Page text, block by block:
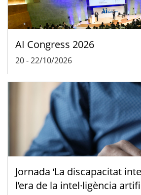
AI Congress 2026
20-22/10/2026
Jornada ‘La discapacitat
l’era de la intel·ligència